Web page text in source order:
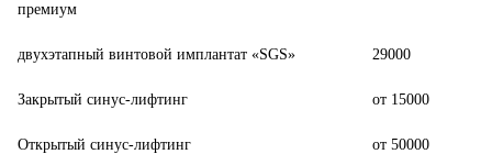
премиум
двухэтапный винтовой имплантат «SGS» 29000
Закрытый синус-лифтинг от 15000
Открытый синус-лифтинг от 50000